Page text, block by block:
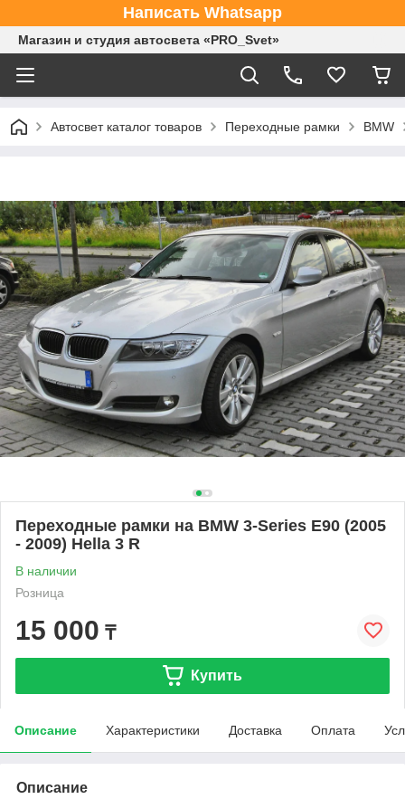
Написать Whatsapp
Магазин и студия автосвета «PRO_Svet»
Автосвет каталог товаров Переходные рамки BMW
Переходные рамки на BMW 3-Series Е90 (2005
- 2009) Hella 3 R
В наличии
Розница
15 000 ₸
Купить
Описание Характеристики Доставка Оплата
Описание